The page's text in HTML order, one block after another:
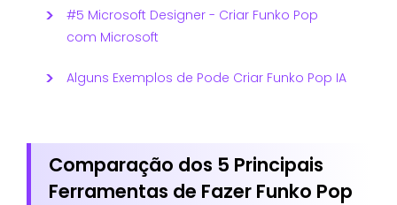
#5 Microsoft Designer - Criar Funko Pop
com Microsoft
Alguns Exemplos de Pode Criar Funko Pop IA
Comparação dos 5 Principais
Ferramentas de Fazer Funko Pop